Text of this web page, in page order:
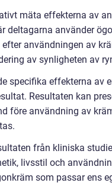
mäta effekterna av
deltagarna använder
användningen av
av synligheten av
specifika effekterna av
Resultaten kan
före användning av
från kliniska
livsstil och
som passar ens